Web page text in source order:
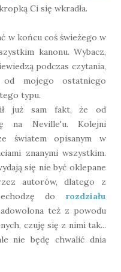
Ci się wkradła.
w końcu coś świeżego w
kanonu. Wybacz,
podczas czytania,
mojego ostatniego
typu.
już sam fakt, że od
na Neville'u. Kolejni
światem opisanym w
znanymi wszystkim.
się nie być oklepane
autorów, dlatego z
do rozdziału
też z powodu
czuję się z nimi tak...
nie będę chwalić dnia